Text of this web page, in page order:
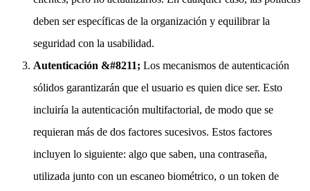
deben ser específicas de la organización y equilibrar la
seguridad con la usabilidad.
Autenticación &#8211; Los mecanismos de autenticación
sólidos garantizarán que el usuario es quien dice ser. Esto
incluiría la autenticación multifactorial, de modo que se
requieran más de dos factores sucesivos. Estos factores
incluyen lo siguiente: algo que saben, una contraseña,
utilizada junto con un escaneo biométrico, o un token de